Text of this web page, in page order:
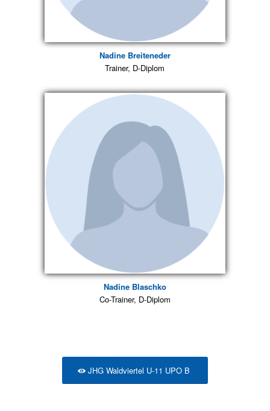
Nadine Breiteneder
Trainer, D-Diplom
Nadine Blaschko
Co-Trainer, D-Diplom
JHG Waldviertel U-11 UPO B